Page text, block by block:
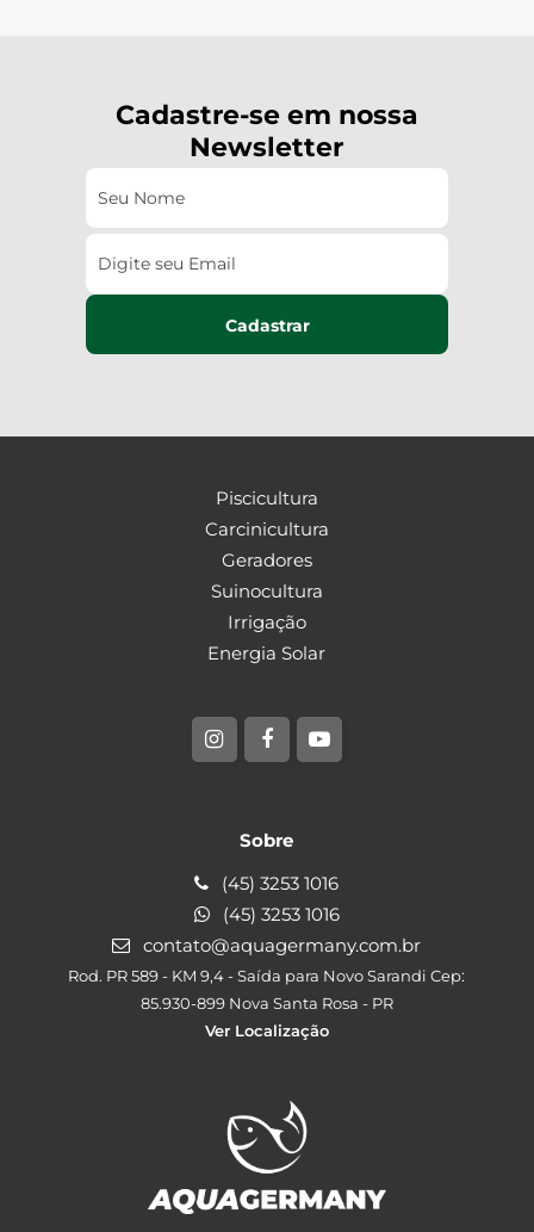
Cadastre-se em nossa
Newsletter
Cadastrar
Piscicultura
Carcinicultura
Geradores
Suinocultura
Irrigação
Energia Solar
Sobre
(45) 3253 1016
(45) 3253 1016
contato@aquagermany.com.br
Rod. PR 589 - KM 9,4 - Saída para Novo Sarandi Cep:
85.930-899 Nova Santa Rosa - PR
Ver Localização